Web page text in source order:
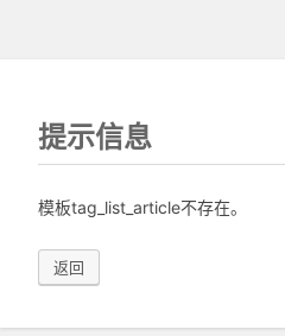
提示信息
模板tag_list_article不存在。
返回